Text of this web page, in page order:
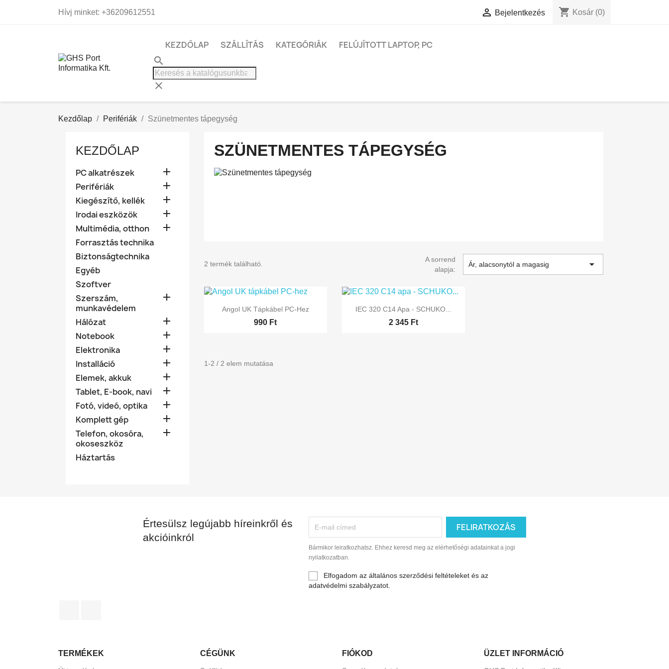
Hívj minket: +36209612551  Bejelentkezés shopping_cart Kosár (0)
KEZDŐLAP SZÁLLÍTÁS KATEGÓRIÁK FELÚJÍTOTT LAPTOP, PC
search
clear
Kezdőlap Perifériák Szünetmentes tápegység
KEZDŐLAP
PC alkatrészek 
Perifériák 
Kiegészítő, kellék 
Irodai eszközök 
Multimédia, otthon 
Forrasztás technika
Biztonságtechnika
Egyéb
Szoftver
Szerszám,
munkavédelem

Hálózat 
Notebook 
Elektronika 
Installáció 
Elemek, akkuk 
Tablet, E-book, navi 
Fotó, videó, optika 
Komplett gép 
Telefon, okosóra,
okoseszköz

Háztartás
SZÜNETMENTES TÁPEGYSÉG
2 termék található.
A sorrend
alapja:
Ár, alacsonytól a magasig 
Előnézet
Angol UK Tápkábel PC-Hez
990 Ft
Előnézet
IEC 320 C14 Apa - SCHUKO...
2 345 Ft
1-2 / 2 elem mutatása
Értesülsz legújabb híreinkről és
akcióinkról
Bármikor leiratkozhatsz. Ehhez keresd meg az elérhetőségi adatainkat a jogi
nyilatkozatban.
Elfogadom az általános szerződési feltételeket és az
adatvédelmi szabályzatot.
TERMÉKEK CÉGÜNK FIÓKOD ÜZLET INFORMÁCIÓ